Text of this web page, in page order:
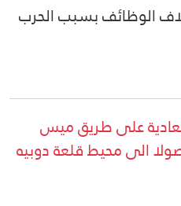
الوظائف بسبب الحرب
على طريق ميس
الى محيط قلعة دوبيه